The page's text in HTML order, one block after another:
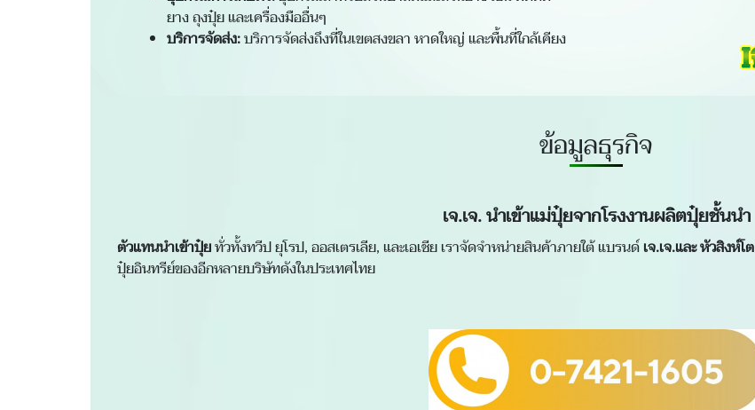
ยาง ถุงปุ๋ย และเครื่องมืออื่นๆ
บริการจัดส่ง:บริการจัดส่งถึงที่ในเขตสงขลา หาดใหญ่ และพื้นที่ใกล้เคียง
ข้อมูลธุรกิจ
เจ.เจ. นำเข้าแม่ปุ๋ยจากโรงงานผลิตปุ๋ยชั้นนำ
ตัวแทนนำเข้าปุ๋ยทั่วทั้งทวีป ยุโรป, ออสเตรเลีย, และเอเชีย เราจัดจำหน่ายสินค้าภายใต้ แบรนด์เจ.เจ.และหัวสิงห์โต
ปุ๋ยอินทรีย์ของอีกหลายบริษัทดังในประเทศไทย